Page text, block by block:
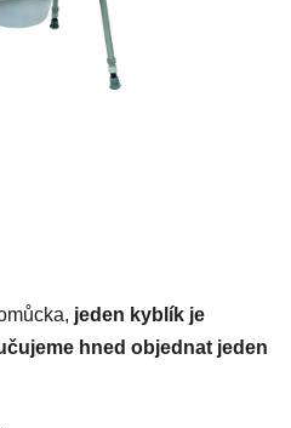
jeden kyblík je
hned objednat jeden